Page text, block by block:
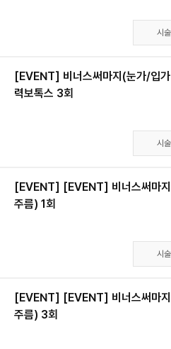
시
[EVENT] 비너스써마지(눈가/입
력보톡스 3회
시
[EVENT] [EVENT] 비너스써마
주름) 1회
시
[EVENT] [EVENT] 비너스써마
주름) 3회